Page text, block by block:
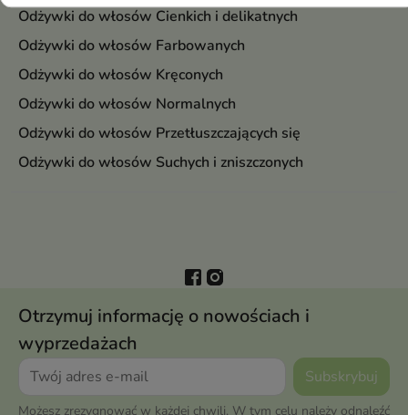
Odżywki do włosów Cienkich i delikatnych
Odżywki do włosów Farbowanych
Odżywki do włosów Kręconych
Odżywki do włosów Normalnych
Odżywki do włosów Przetłuszczających się
Odżywki do włosów Suchych i zniszczonych
Otrzymuj informację o nowościach i
wyprzedażach
Możesz zrezygnować w każdej chwili. W tym celu należy odnaleźć